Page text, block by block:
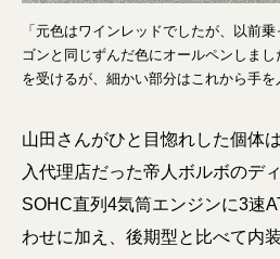
「元色はワインレッドでしたが、以前
ゴンと同じずんだ色にオールペンしま
を受けるが、細かい部分はこれから手を
山田さんがひと目惚れした個体
入代理店だった帝人ボルボのデ
SOHC直列4気筒エンジンに3速
わせに加え、後期型と比べて内